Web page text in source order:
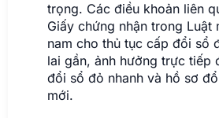
trọng. Các điều khoản liên
Giấy chứng nhận trong Luật
nam cho thủ tục cấp đổi sổ
lai gần, ảnh hưởng trực tiếp
đổi sổ đỏ nhanh và hồ sơ
mới.